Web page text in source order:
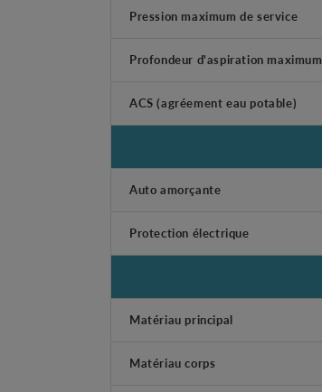
Pression maximum de service
Profondeur d'aspiration maximum
ACS (agréement eau potable)
Auto amorçante
Protection électrique
Matériau principal
Matériau corps